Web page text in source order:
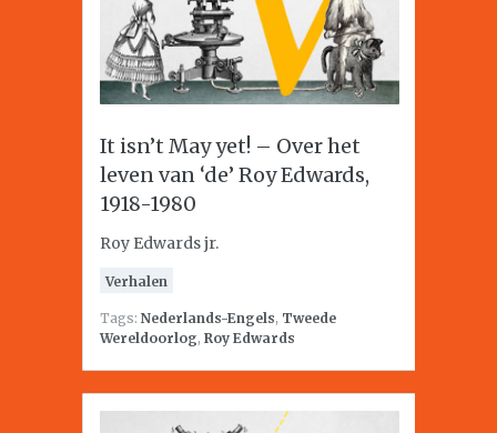
It isn’t May yet! – Over het
leven van ‘de’ Roy Edwards,
1918-1980
Roy Edwards jr.
Verhalen
Tags: Nederlands-Engels, Tweede
Wereldoorlog, Roy Edwards